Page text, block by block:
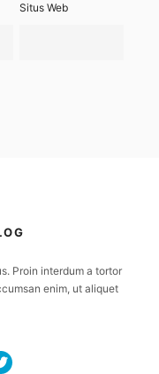
Situs Web
Proin interdum a tortor
enim, ut aliquet